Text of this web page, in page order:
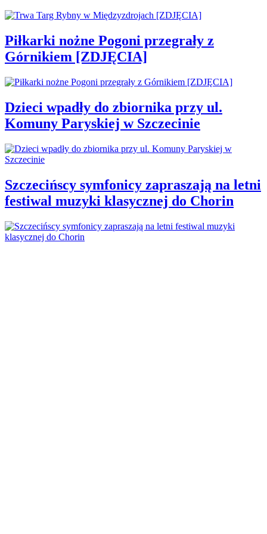
Piłkarki nożne Pogoni przegrały z
Górnikiem [ZDJĘCIA]
Dzieci wpadły do zbiornika przy ul.
Komuny Paryskiej w Szczecinie
Szczecińscy symfonicy zapraszają na letni
festiwal muzyki klasycznej do Chorin